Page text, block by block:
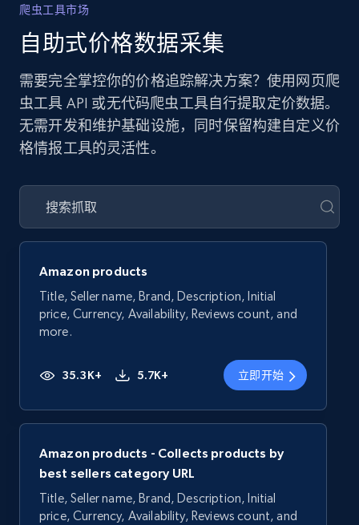
爬虫工具市场
自助式价格数据采集
需要完全掌控你的价格追踪解决方案？使用网页爬
虫工具 API 或无代码爬虫工具自行提取定价数据。
无需开发和维护基础设施，同时保留构建自定义价
格情报工具的灵活性。
Amazon products
Title, Seller name, Brand, Description, Initial
price, Currency, Availability, Reviews count, and
more.
35.3K+ 5.7K+ 立即开始
Amazon products - Collects products by
best sellers category URL
Title, Seller name, Brand, Description, Initial
price, Currency, Availability, Reviews count, and